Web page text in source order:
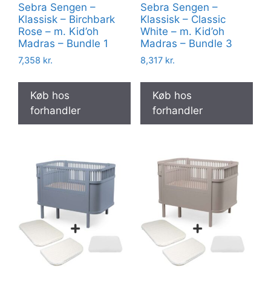
Sebra Sengen –
Klassisk – Birchbark
Rose – m. Kid’oh
Madras – Bundle 1
7,358 kr.
Køb hos
forhandler
Sebra Sengen –
Klassisk – Classic
White – m. Kid’oh
Madras – Bundle 3
8,317 kr.
Køb hos
forhandler